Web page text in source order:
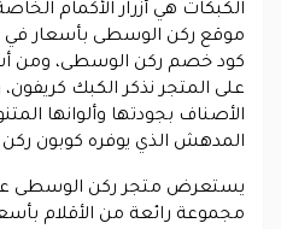
الكبكات هي أزرار الأكمام
موقع ركن الوسطى بأسعار في
كود خصم ركن الوسطى، ومن أشهر
على المتجر نذكر الكبك
الأصناف بجودتها وألوانها
المدهش الذي يوفره كوبون
يستعرض متجر ركن الوسطى
مجموعة رائعة من الأقلام